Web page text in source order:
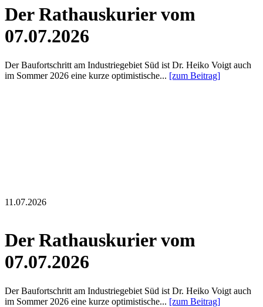
Der Rathauskurier vom
07.07.2026
Der Baufortschritt am Industriegebiet Süd ist Dr. Heiko Voigt auch
im Sommer 2026 eine kurze optimistische... [zum Beitrag]
11.07.2026
Der Rathauskurier vom
07.07.2026
Der Baufortschritt am Industriegebiet Süd ist Dr. Heiko Voigt auch
im Sommer 2026 eine kurze optimistische... [zum Beitrag]